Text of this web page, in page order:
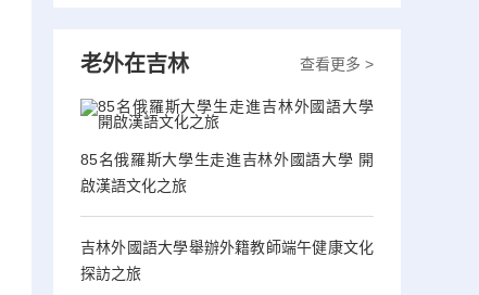
查看更多 >
老外在吉林
85名俄羅斯大學生走進吉林外國語大學 開
啟漢語文化之旅
吉林外國語大學舉辦外籍教師端午健康文化
探訪之旅